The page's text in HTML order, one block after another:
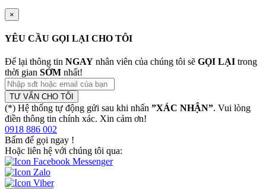
×
YÊU CẦU GỌI LẠI CHO TÔI
Để lại thông tin NGAY nhân viên của chúng tôi sẽ GỌI LẠI trong
thời gian SỚM nhất!
TƯ VẤN CHO TÔI
(*) Hệ thống tự động gửi sau khi nhấn ”XÁC NHẬN”. Vui lòng
điền thông tin chính xác. Xin cảm ơn!
0918 886 002
Bấm để gọi ngay !
Hoặc liên hệ với chúng tôi qua: